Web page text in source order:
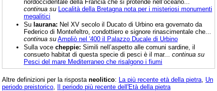
nordoccidentale della Francia che si protende nell’oceano...
continua su Località della Bretagna nota per i misteriosi monumenti
megalitici
Su laurana: Nel XV secolo il Ducato di Urbino era governato da
Federico di Montefeltro, condottiero e signore rinascimentale che...
continua su Ampliò nel '400 il Palazzo Ducale di Urbino
Sulla voce cheppie: Simili nell’aspetto alle comuni sardine, il
consueto habitat di questa specie di pesci è il mar... continua su
Pesci del mare Mediterraneo che risalgono i fiumi
Altre definizioni per la risposta neolitico: La più recente età della pietra Un
periodo preistorico Il periodo più recente dell'Età della pietra